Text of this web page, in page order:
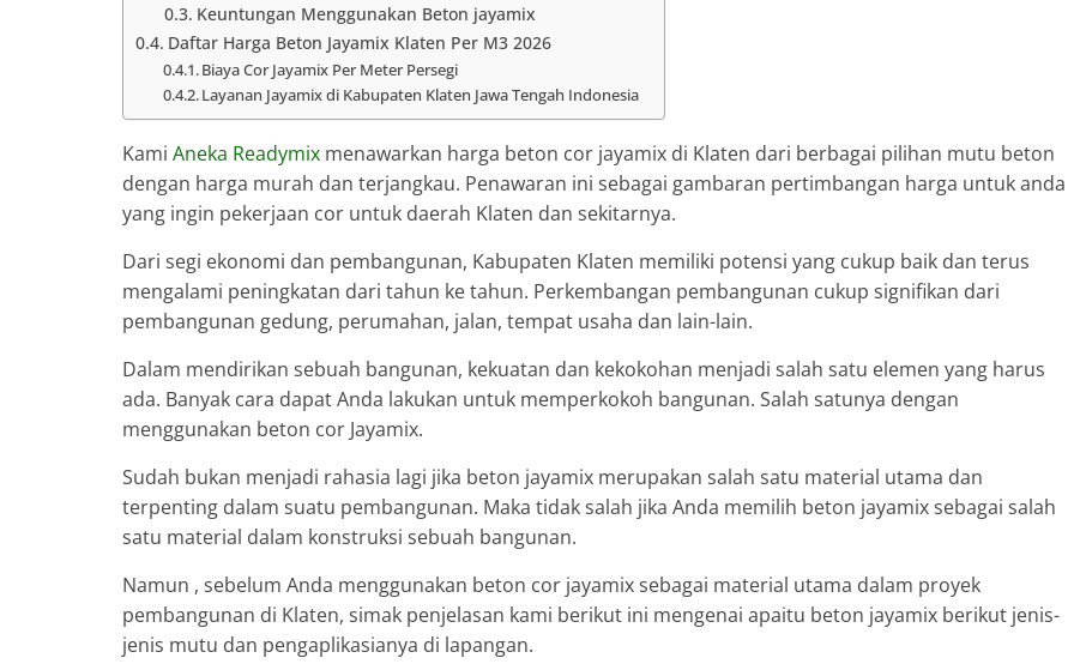
Keuntungan Menggunakan Beton jayamix
Daftar Harga Beton Jayamix Klaten Per M3 2026
Biaya Cor Jayamix Per Meter Persegi
Layanan Jayamix di Kabupaten Klaten Jawa Tengah Indonesia
Kami Aneka Readymix menawarkan harga beton cor jayamix di Klaten dari berbagai pilihan mutu beton
dengan harga murah dan terjangkau. Penawaran ini sebagai gambaran pertimbangan harga untuk anda
yang ingin pekerjaan cor untuk daerah Klaten dan sekitarnya.
Dari segi ekonomi dan pembangunan, Kabupaten Klaten memiliki potensi yang cukup baik dan terus
mengalami peningkatan dari tahun ke tahun. Perkembangan pembangunan cukup signifikan dari
pembangunan gedung, perumahan, jalan, tempat usaha dan lain-lain.
Dalam mendirikan sebuah bangunan, kekuatan dan kekokohan menjadi salah satu elemen yang harus
ada. Banyak cara dapat Anda lakukan untuk memperkokoh bangunan. Salah satunya dengan
menggunakan beton cor Jayamix.
Sudah bukan menjadi rahasia lagi jika beton jayamix merupakan salah satu material utama dan
terpenting dalam suatu pembangunan. Maka tidak salah jika Anda memilih beton jayamix sebagai salah
satu material dalam konstruksi sebuah bangunan.
Namun , sebelum Anda menggunakan beton cor jayamix sebagai material utama dalam proyek
pembangunan di Klaten, simak penjelasan kami berikut ini mengenai apaitu beton jayamix berikut jenis-
jenis mutu dan pengaplikasianya di lapangan.